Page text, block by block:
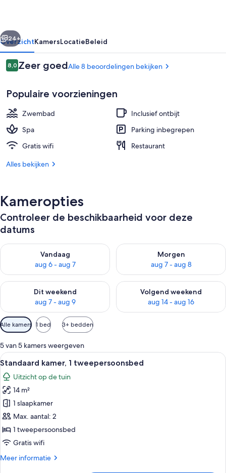
Een buitenzwembad
Volgende
24+
OverzichtKamersLocatieBeleid
Beoordelingen
8,08,0 op 10 –
Zeer goedAlle 8 beoordelingen bekijken
Populaire voorzieningen
Zwembad
Inclusief ontbijt
Spa
Parking inbegrepen
Gratis wifi
Restaurant
Alles bekijken
Kameropties
Controleer de beschikbaarheid voor deze
datums
Vandaag
aug 6 - aug 7
De beschikbaarheid controleren voor vanavond aug 6 - aug 7
Morgen
aug 7 - aug 8
De beschikbaarheid
Dit weekend
aug 7 - aug 9
De beschikbaarheid controleren voor dit weekend aug 7 -
Volgend weekend
aug 14 - aug 16
De beschikbaarheid
Beschikbare
filters
voor
kamers
Alle kamers 1 bed 3+ bedden
5 van 5 kamers weergeven
Alle
foto's
voor
Standaard
kamer,
1
tweepersoonsbed
laden
Een slaapkamer met een bed,
1
Standaard kamer, 1 tweepersoonsbed
Uitzicht op de tuin
14 m²
1 slaapkamer
Max. aantal: 2
1 tweepersoonsbed
Gratis wifi
Meer informatie
Meer